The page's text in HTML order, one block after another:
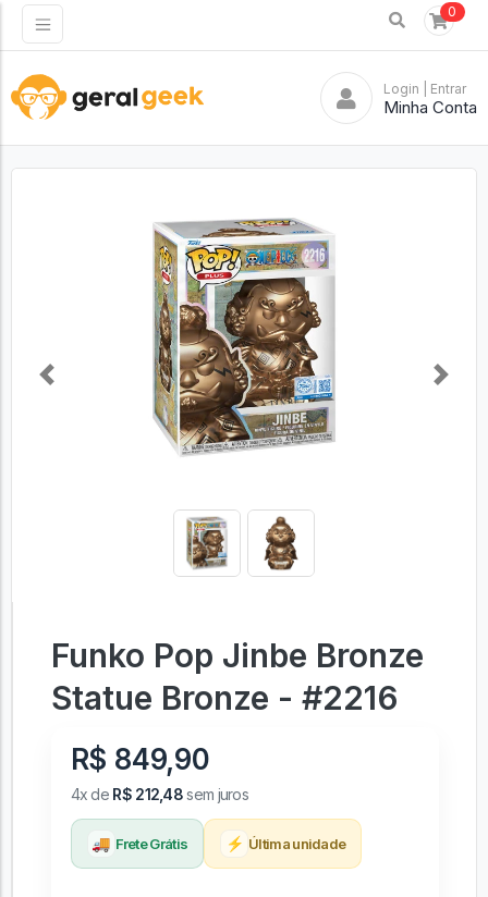
0
Login | Entrar
Minha Conta
Previous Next
Funko Pop Jinbe Bronze
Statue Bronze - #2216
R$ 849,90
4x de R$ 212,48sem juros
🚚 Frete Grátis ⚡ Última unidade